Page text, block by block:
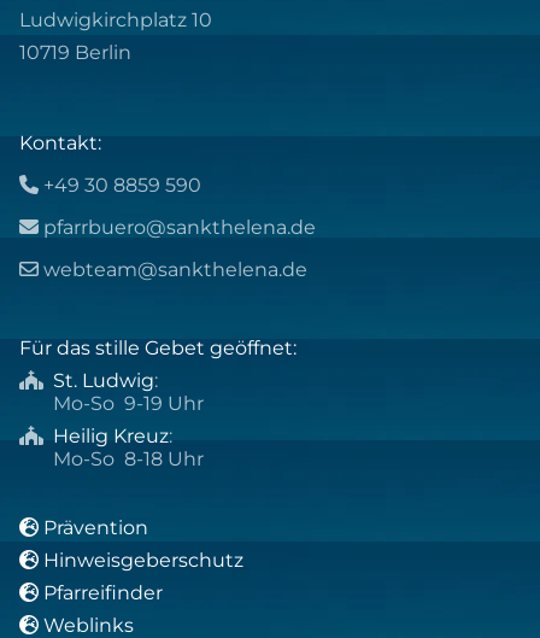
Ludwigkirchplatz 10
10719 Berlin
Kontakt:
 +49 30 8859 590
 pfarrbuero@sankthelena.de
 webteam@sankthelena.de
Für das stille Gebet geöffnet:
 St. Ludwig:
Mo-So 9-19 Uhr
 Heilig Kreuz:
Mo-So 8-18 Uhr
 Prävention
 Hinweisgeberschutz
 Pfarreifinder
 Weblinks